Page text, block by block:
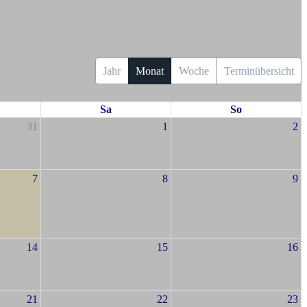
Jahr Monat Woche Terminübersicht
Sa
So
31
1 2
7 8 9
14 15 16
21 22 23